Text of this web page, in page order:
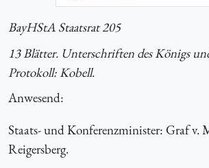
BayHStA Staatsrat 205
13 Blätter. Unterschriften des Königs
Protokoll: Kobell.
Anwesend:
Staats- und Konferenzminister: Graf v.
Reigersberg.